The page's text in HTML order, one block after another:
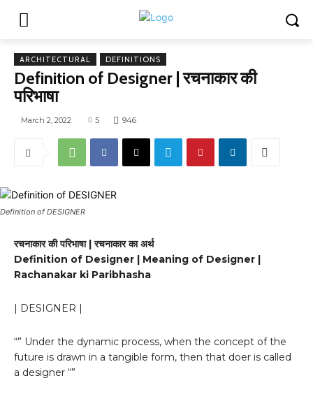
ARCHITECTURAL DEFINITIONS
Definition of Designer | रचनाकार की
परिभाषा
March 2, 2022 5 946
Definition of DESIGNER
रचनाकार की परिभाषा | रचनाकार का अर्थ
Definition of Designer | Meaning of Designer |
Rachanakar ki Paribhasha
| DESIGNER |
“” Under the dynamic process, when the concept of the
future is drawn in a tangible form, then that doer is called
a designer “”